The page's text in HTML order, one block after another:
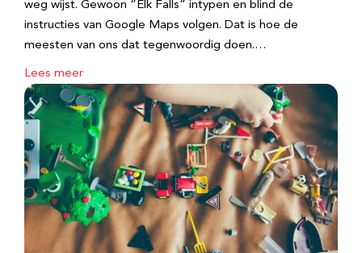
weg wijst. Gewoon “Elk Falls” intypen en blind de
instructies van Google Maps volgen. Dat is hoe de
meesten van ons dat tegenwoordig doen.…
Lees meer